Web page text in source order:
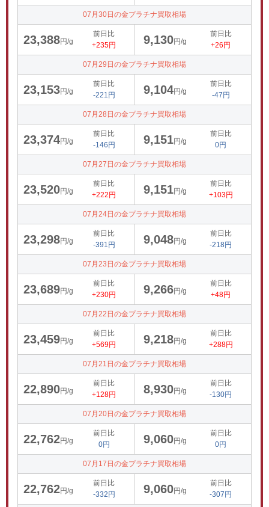
07月30日の金プラチナ買取相場
23,388円/g
前日比
+235円
9,130円/g
前日比
+26円
07月29日の金プラチナ買取相場
23,153円/g
前日比
-221円
9,104円/g
前日比
-47円
07月28日の金プラチナ買取相場
23,374円/g
前日比
-146円
9,151円/g
前日比
0円
07月27日の金プラチナ買取相場
23,520円/g
前日比
+222円
9,151円/g
前日比
+103円
07月24日の金プラチナ買取相場
23,298円/g
前日比
-391円
9,048円/g
前日比
-218円
07月23日の金プラチナ買取相場
23,689円/g
前日比
+230円
9,266円/g
前日比
+48円
07月22日の金プラチナ買取相場
23,459円/g
前日比
+569円
9,218円/g
前日比
+288円
07月21日の金プラチナ買取相場
22,890円/g
前日比
+128円
8,930円/g
前日比
-130円
07月20日の金プラチナ買取相場
22,762円/g
前日比
0円
9,060円/g
前日比
0円
07月17日の金プラチナ買取相場
22,762円/g
前日比
-332円
9,060円/g
前日比
-307円